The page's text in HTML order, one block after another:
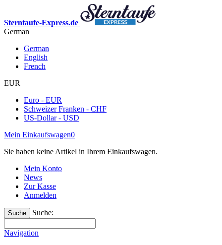
Sterntaufe-Express.de
German
German
English
French
EUR
Euro - EUR
Schweizer Franken - CHF
US-Dollar - USD
Mein Einkaufswagen0
Sie haben keine Artikel in Ihrem Einkaufswagen.
Mein Konto
News
Zur Kasse
Anmelden
Suche Suche:
Navigation